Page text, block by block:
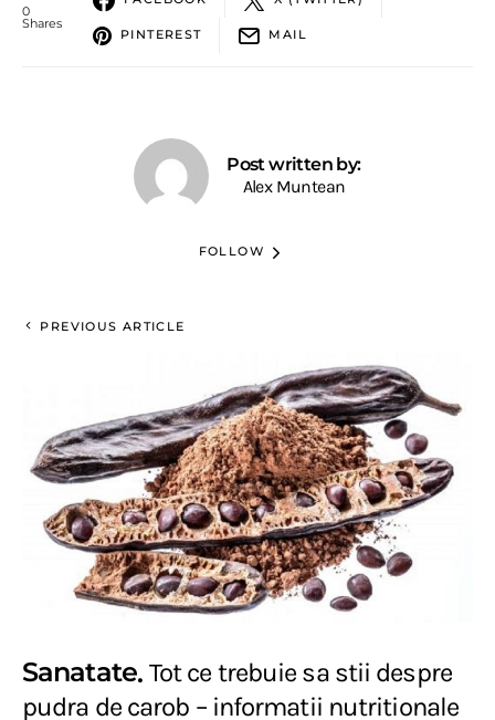
0
Shares
PINTEREST MAIL
Post written by:
Alex Muntean
FOLLOW
PREVIOUS ARTICLE
Sanatate Tot ce trebuie sa stii despre
pudra de carob – informatii nutritionale